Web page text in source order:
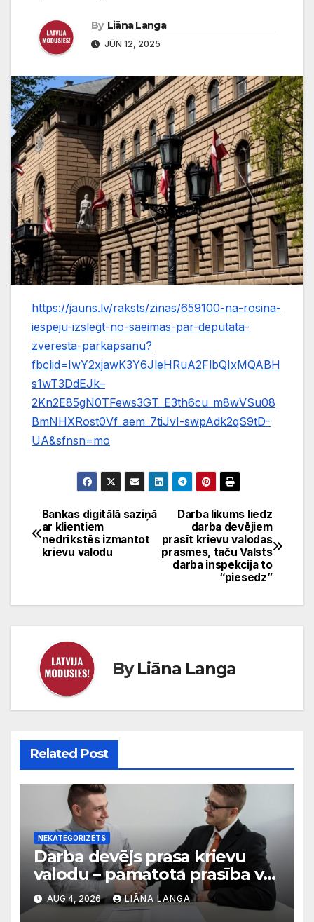
By Liāna Langa
JŪN 12, 2025
https://jauns.lv/raksts/zinas/659100-na-rosina-
iespeju-izslegt-no-saeimas-par-deputata-
zveresta-parkapsanu?
fbclid=IwY2xjawK3Y6JleHRuA2FlbQIxMQABH
s1wT3DdEJk–
2Kn2E85gN0TFews3GT_E3th6cu_m8wVSu08
BmNHXRost0Vf_aem_7tiJvI-swpAdk2qS9tD-
UA&sfnsn=mo
Ziņu
izvēlne
Darba likums liedz
darba devējiem
prasīt krievu valodas
prasmes, taču Valsts
darba inspekcija to
“piesedz”
Bankas digitālā saziņā
ar klientiem
nedrīkstēs izmantot
krievu valodu
ByLiāna Langa
Related Post
NEKATEGORIZĒTS
Darba devējs prasa krievu
valodu – pamatota prasība vai
diskriminācija? Skaidro VDI
AUG 4, 2026 LIĀNA LANGA